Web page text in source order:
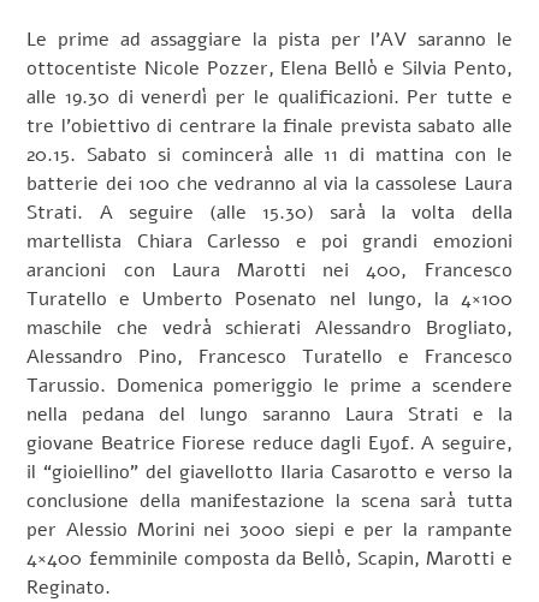
Le prime ad assaggiare la pista per l’AV saranno le
ottocentiste Nicole Pozzer, Elena Bellò e Silvia Pento,
alle 19.30 di venerdì per le qualificazioni. Per tutte e
tre l’obiettivo di centrare la finale prevista sabato alle
20.15. Sabato si comincerà alle 11 di mattina con le
batterie dei 100 che vedranno al via la cassolese Laura
Strati. A seguire (alle 15.30) sarà la volta della
martellista Chiara Carlesso e poi grandi emozioni
arancioni con Laura Marotti nei 400, Francesco
Turatello e Umberto Posenato nel lungo, la 4×100
maschile che vedrà schierati Alessandro Brogliato,
Alessandro Pino, Francesco Turatello e Francesco
Tarussio. Domenica pomeriggio le prime a scendere
nella pedana del lungo saranno Laura Strati e la
giovane Beatrice Fiorese reduce dagli Eyof. A seguire,
il “gioiellino” del giavellotto Ilaria Casarotto e verso la
conclusione della manifestazione la scena sarà tutta
per Alessio Morini nei 3000 siepi e per la rampante
4×400 femminile composta da Bellò, Scapin, Marotti e
Reginato.